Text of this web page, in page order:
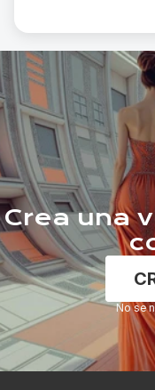
Crea una
No se